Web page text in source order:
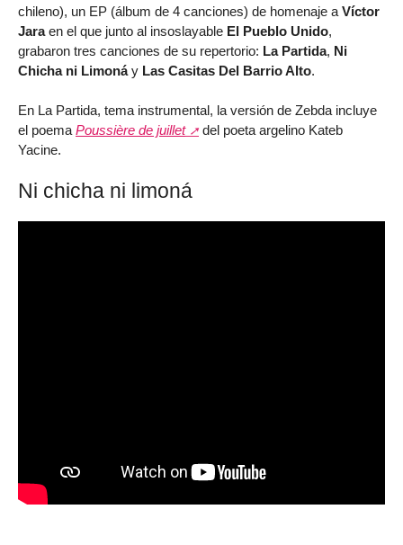
chileno), un EP (álbum de 4 canciones) de homenaje a Víctor
Jaraen el que junto al insoslayable El Pueblo Unido,
grabaron tres canciones de su repertorio: La Partida, Ni
Chicha ni Limonáy Las Casitas Del Barrio Alto.
En La Partida, tema instrumental, la versión de Zebda incluye
el poemaPoussière de juillet
del poeta argelino Kateb
Yacine.
Ni chicha ni limoná